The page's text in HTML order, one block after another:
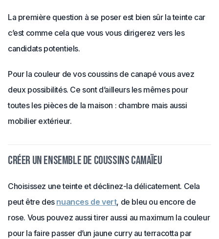
La première question à se poser est bien sûr la teinte car
c’est comme cela que vous vous dirigerez vers les
candidats potentiels.
Pour la couleur de vos coussins de canapé vous avez
deux possibilités. Ce sont d’ailleurs les mêmes pour
toutes les pièces de la maison : chambre mais aussi
mobilier extérieur.
Créer un ensemble de coussins camaïeu
Choisissez une teinte et déclinez-la délicatement. Cela
peut être des nuances de vert, de bleu ou encore de
rose. Vous pouvez aussi tirer aussi au maximum la couleur
pour la faire passer d’un jaune curry au terracotta par